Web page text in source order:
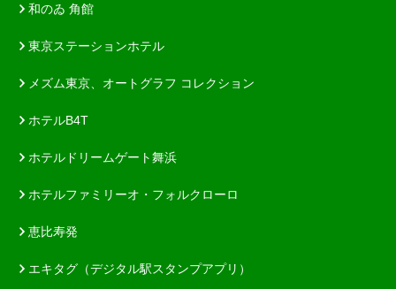
和のゐ 角館
東京ステーションホテル
メズム東京、オートグラフ コレクション
ホテルB4T
ホテルドリームゲート舞浜
ホテルファミリーオ・フォルクローロ
恵比寿発
エキタグ（デジタル駅スタンプアプリ）